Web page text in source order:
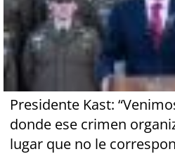
Presidente Kast:
donde ese crimen
lugar que no le